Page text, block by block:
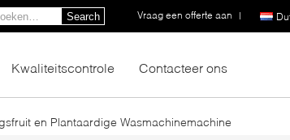
Vraag een offerte aan |
Search
Kwaliteitscontrole Contacteer ons
en Plantaardige Wasmachinemachine